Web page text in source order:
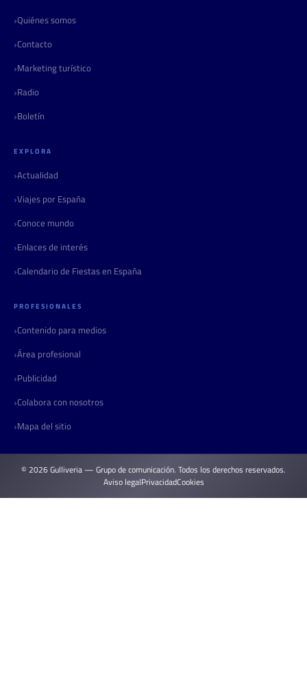
Quiénes somos
Contacto
Marketing turístico
Radio
Boletín
EXPLORA
Actualidad
Viajes por España
Conoce mundo
Enlaces de interés
Calendario de Fiestas en España
PROFESIONALES
Contenido para medios
Área profesional
Publicidad
Colabora con nosotros
Mapa del sitio
© 2026 Gulliveria — Grupo de comunicación. Todos los derechos reservados.
Aviso legalPrivacidadCookies